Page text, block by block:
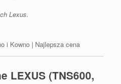
Lexus.
i Kowno | Najlepsza cena
LEXUS (TNS600,